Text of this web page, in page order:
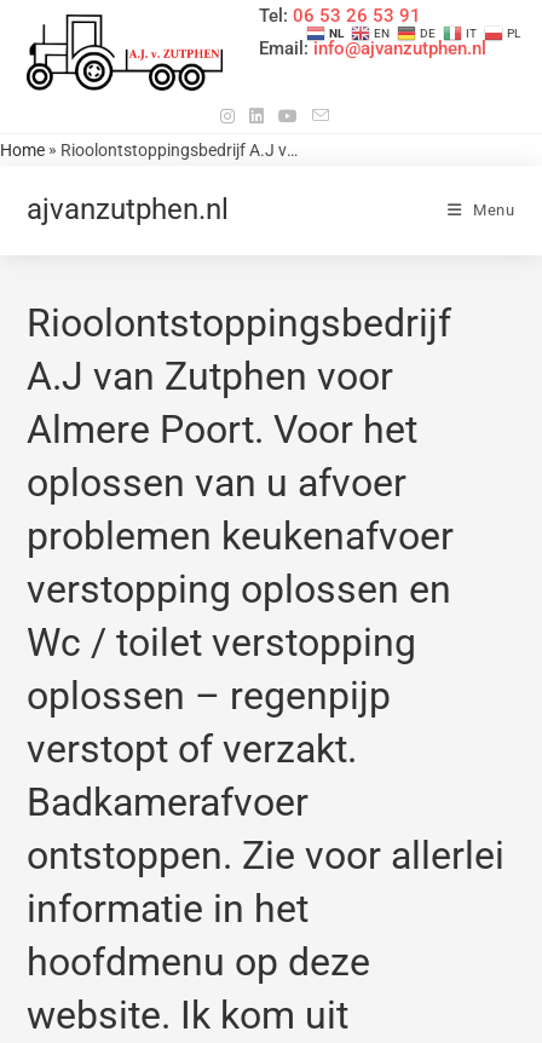
Tel: 06 53 26 53 91
Email:info@ajvanzutphen.nl
Home » Rioolontstoppingsbedrijf A.J van Zutphen voor Almere Poort. Voor het oplossen van u afvoer problemen keukenafvoer verstopping oplossen en Wc / toilet verstopping oplossen – regenpijp verstopt of verzakt. Badkamerafvoer ontstoppen. Zie voor allerlei informatie in het hoofdmenu op deze website. Ik kom uit Kockengen. Provincie Utrecht. Reistijd is werktijd. 0653265391 / 0346242479
ajvanzutphen.nl Menu
Rioolontstoppingsbedrijf
A.J van Zutphen voor
Almere Poort. Voor het
oplossen van u afvoer
problemen keukenafvoer
verstopping oplossen en
Wc / toilet verstopping
oplossen – regenpijp
verstopt of verzakt.
Badkamerafvoer
ontstoppen. Zie voor allerlei
informatie in het
hoofdmenu op deze
website. Ik kom uit
NL EN DE IT PL